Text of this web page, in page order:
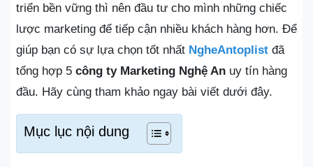
triển bền vững thì nên đầu tư cho mình những chiếc
lược marketing để tiếp cận nhiều khách hàng hơn. Để
giúp bạn có sự lựa chọn tốt nhất NgheAntoplist đã
tổng hợp 5 công ty Marketing Nghệ An uy tín hàng
đầu. Hãy cùng tham khảo ngay bài viết dưới đây.
Mục lục nội dung